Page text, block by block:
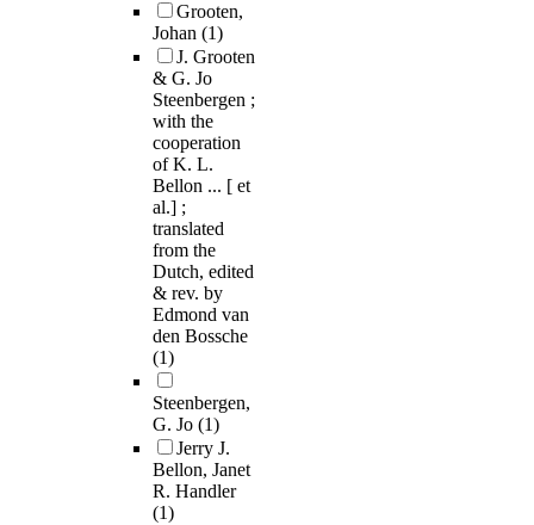
Grooten,
Johan (1)
J. Grooten
& G. Jo
Steenbergen ;
with the
cooperation
of K. L.
Bellon ... [ et
al.] ;
translated
from the
Dutch, edited
& rev. by
Edmond van
den Bossche
(1)
Steenbergen,
G. Jo (1)
Jerry J.
Bellon, Janet
R. Handler
(1)